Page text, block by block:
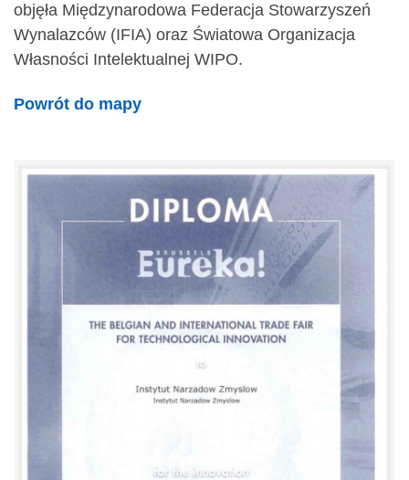
objęła Międzynarodowa Federacja Stowarzyszeń
Wynalazców (IFIA) oraz Światowa Organizacja
Własności Intelektualnej WIPO.
Powrót do mapy